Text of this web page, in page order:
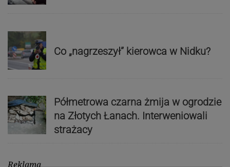
Co „nagrzeszył” kierowca w Nidku?
Półmetrowa czarna żmija w ogrodzie
na Złotych Łanach. Interweniowali
strażacy
Reklama